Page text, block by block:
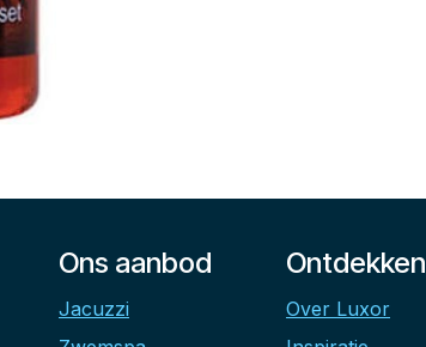
Ons aanbod
Jacuzzi
Ontdekken
Over Luxor